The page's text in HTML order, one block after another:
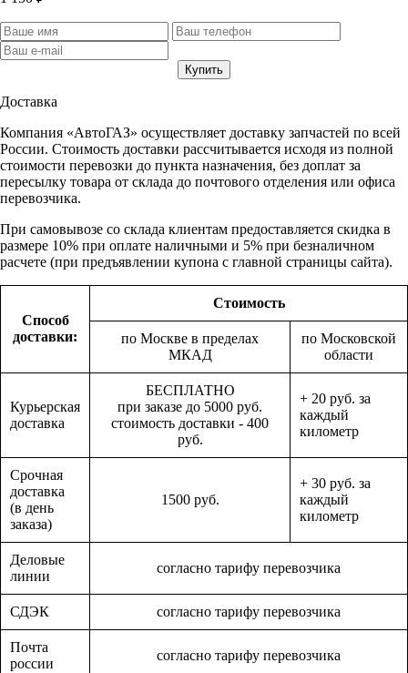
Доставка
Компания «АвтоГАЗ» осуществляет доставку запчастей по всей
России. Стоимость доставки рассчитывается исходя из полной
стоимости перевозки до пункта назначения, без доплат за
пересылку товара от склада до почтового отделения или офиса
перевозчика.
При самовывозе со склада клиентам предоставляется скидка в
размере 10% при оплате наличными и 5% при безналичном
расчете (при предъявлении купона с главной страницы сайта).
Способ
доставки:
Стоимость
по Москве в пределах
МКАД
по Московской
области
Курьерская
доставка
БЕСПЛАТНО
при заказе до 5000 руб.
стоимость доставки - 400
руб.
+ 20 руб. за
каждый
километр
Срочная
доставка
(в день
заказа)
1500 руб.
+ 30 руб. за
каждый
километр
Деловые
линии
согласно тарифу перевозчика
СДЭК согласно тарифу перевозчика
Почта
россии
согласно тарифу перевозчика